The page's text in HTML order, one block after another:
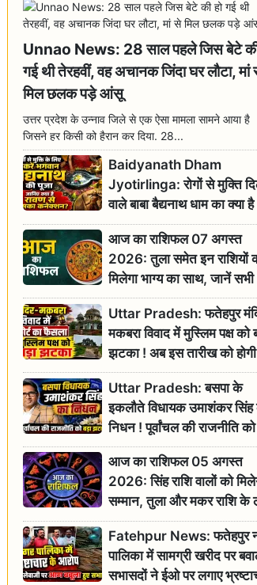
Unnao News: 28 साल पहले जिस बेटे की
गई थी तेरहवीं, वह अचानक जिंदा घर लौटा, मां
मिल छलक पड़े आंसू
उत्तर प्रदेश के उन्नाव जिले से एक ऐसा मामला सामने आया है
जिसने हर किसी को हैरान कर दिया. 28...
Baidyanath Dham
Jyotirlinga: रोगों से मुक्ति
वाले बाबा बैद्यनाथ धाम का क्या है
रावण से संबंध? जानिए
महिमा
आज का राशिफल 07 अगस्त
2026: तुला समेत इन राशियों
मिलेगा भाग्य का साथ, जानें
राशियों का दैनिक भाग्यफल
Uttar Pradesh: फतेहपुर
मकबरा विवाद में मुस्लिम पक्ष को
झटका ! अब इस तारीख को होगी
सुनवाई
Uttar Pradesh: बसपा के
इकलौते विधायक उमाशंकर सिंह
निधन ! पूर्वांचल की राजनीति को
बड़ा झटका, योगी ने जताया दुःख
आज का राशिफल 05 अगस्त
2026: सिंह राशि वालों को
सम्मान, तुला और मकर राशि के
रहें सतर्क
Fatehpur News: फतेहपुर
पालिका में सामग्री खरीद पर
सभासदों ने ईओ पर लगाए